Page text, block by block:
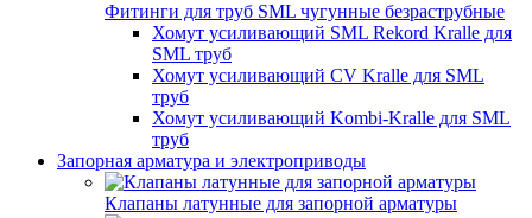
Фитинги для труб SML чугунные безраструбные
Хомут усиливающий SML Rekord Kralle для
SML труб
Хомут усиливающий CV Kralle для SML
труб
Хомут усиливающий Kombi-Kralle для SML
труб
Запорная арматура и электроприводы
Клапаны латунные для запорной арматуры